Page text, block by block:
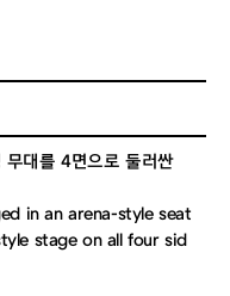
대를 4면으로 둘러싼
in an arena-style seat
stage on all four sid